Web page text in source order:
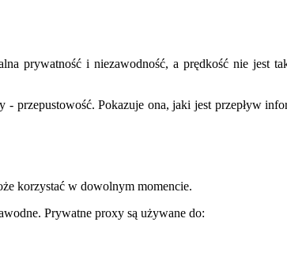
prywatność i niezawodność, a prędkość nie jest
przepustowość. Pokazuje ona, jaki jest przepływ
korzystać w dowolnym momencie.
Prywatne proxy są używane do: